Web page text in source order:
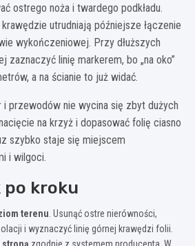
ostrego noża i twardego podkładu.
utrudniają późniejsze łączenie
wykończeniowej. Przy dłuższych
zaznaczyć linię markerem, bo „na oko”
a na ścianie to już widać.
przewodów nie wycina się zbyt dużych
na krzyż i dopasować folię ciasno
szybko staje się miejscem
i wilgoci.
po kroku
terenu . Usunąć ostre nierówności,
i wyznaczyć linię górnej krawędzi folii.
stroną zgodnie z systemem producenta. W